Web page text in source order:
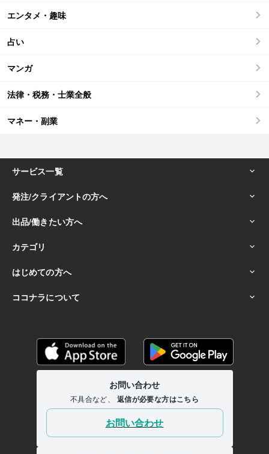
エンタメ・趣味
占い
マンガ
法律・税務・士業全般
マネー・副業